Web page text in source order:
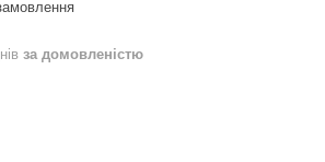
за домовленістю